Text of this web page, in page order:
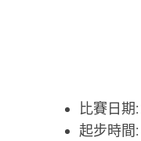
比賽日期
起步時間